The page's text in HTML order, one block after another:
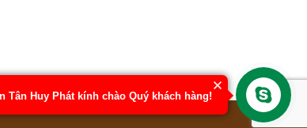
Tân Huy Phát kính chào Quý khách hàng!